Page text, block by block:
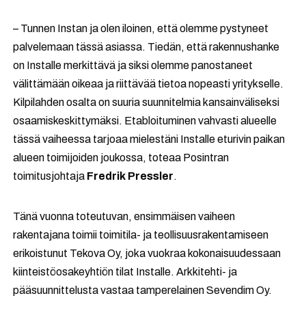
– Tunnen Instan ja olen iloinen, että olemme pystyneet
palvelemaan tässä asiassa. Tiedän, että rakennushanke
on Installe merkittävä ja siksi olemme panostaneet
välittämään oikeaa ja riittävää tietoa nopeasti yritykselle.
Kilpilahden osalta on suuria suunnitelmia kansainväliseksi
osaamiskeskittymäksi. Etabloituminen vahvasti alueelle
tässä vaiheessa tarjoaa mielestäni Installe eturivin paikan
alueen toimijoiden joukossa, toteaa Posintran
toimitusjohtaja Fredrik Pressler.
Tänä vuonna toteutuvan, ensimmäisen vaiheen
rakentajana toimii toimitila- ja teollisuusrakentamiseen
erikoistunut Tekova Oy, joka vuokraa kokonaisuudessaan
kiinteistöosakeyhtiön tilat Installe. Arkkitehti- ja
pääsuunnittelusta vastaa tamperelainen Sevendim Oy.